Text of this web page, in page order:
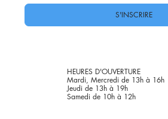
S'INSCRIRE
HEURES D'OUVERTURE
Mardi, Mercredi de 13h à 16h
Jeudi de 13h à 19h
Samedi de 10h à 12h